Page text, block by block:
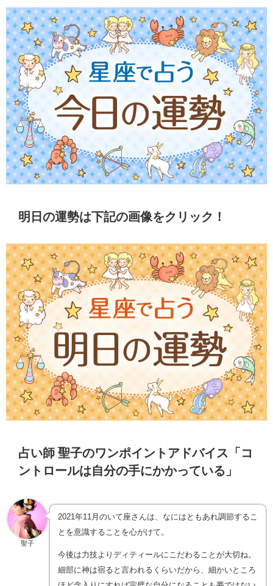
明日の運勢は下記の画像をクリック！
占い師 聖子のワンポイントアドバイス「コ
ントロールは自分の手にかかっている」
聖子
2021年11月のいて座さんは、なにはともあれ調節するこ
とを意識することを心がけて。
今後は力技よりディティールにこだわることが大切ね。
細部に神は宿ると言われるくらいだから、細かいところ